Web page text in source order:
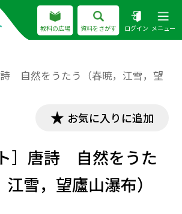
教科の広場 資料をさがす ログイン メニュー
詩 自然をうたう（春暁，江雪，望
お気に入りに追加
ト］唐詩 自然をうた
雪，望廬山瀑布）